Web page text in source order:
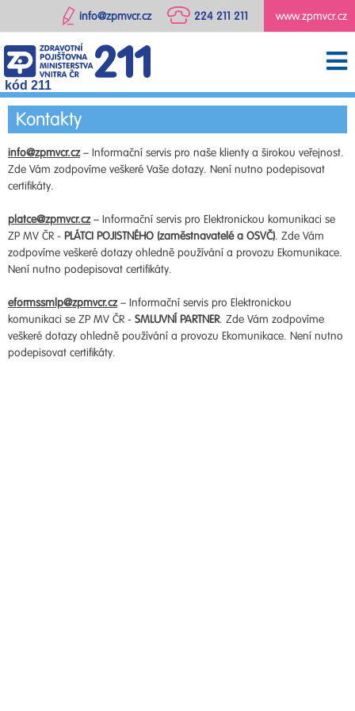
www.zpmvcr.cz
224 211 211
info@zpmvcr.cz
kód 211
Kontakty
info@zpmvcr.cz– Informační servis pro naše klienty a širokou veřejnost.
Zde Vám zodpovíme veškeré Vaše dotazy. Není nutno podepisovat
certifikáty.
platce@zpmvcr.cz– Informační servis pro Elektronickou komunikaci se
ZP MV ČR - PLÁTCI POJISTNÉHO (zaměstnavatelé a OSVČ). Zde Vám
zodpovíme veškeré dotazy ohledně používání a provozu Ekomunikace.
Není nutno podepisovat certifikáty.
eformssmlp@zpmvcr.cz– Informační servis pro Elektronickou
komunikaci se ZP MV ČR - SMLUVNÍ PARTNER. Zde Vám zodpovíme
veškeré dotazy ohledně používání a provozu Ekomunikace. Není nutno
podepisovat certifikáty.